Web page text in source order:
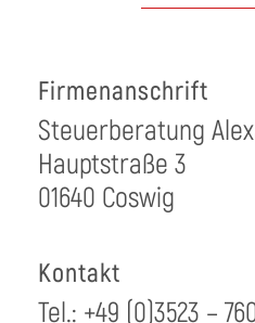
Firmenanschrift
Steuerberatung
Hauptstraße 3
01640 Coswig
Kontakt
Tel.: +49 (0)3523 –